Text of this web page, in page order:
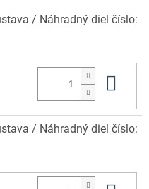
/ Náhradný diel číslo:
/ Náhradný diel číslo: